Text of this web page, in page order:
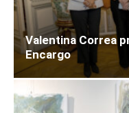
Valentina Correa
Encargo